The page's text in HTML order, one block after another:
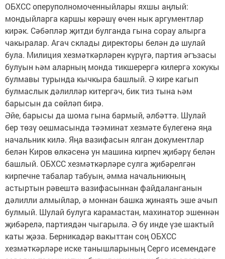
ОБХСС оперуполномоченныйлары яхшы аңлый:
мондыйларга каршы көрәшү өчен нык аргументлар
кирәк. Сәбәпләр җитди булганда гына сорау алырга
чакыралар. Агач склады директоры белән дә шулай
була. Милиция хезмәткәрләрен күрүгә, партия әгъзасы
булуын һәм аларның монда тикшерергә килергә хокукы
булмавы турында кычкыра башлый. Ә кире кагып
булмаслык дәлилләр китергәч, бик тиз тына һәм
барысын да сөйләп бирә.
Әйе, барысы да шома гына бармый, әлбәттә. Шулай
бер төзү оешмасында тәэминат хезмәте бүлегенә яңа
начальник килә. Яңа вазифасын ялган документлар
белән Киров өлкәсенә ун машина кирпеч җибәрү белән
башлый. ОБХСС хезмәткәрләре сулга җибәрелгән
кирпечне табалар табуын, әмма начальникның
астыртын рәвештә вазифасыннан файдаланганын
дәлилли алмыйлар, ә моннан башка җинаять эше ачып
булмый. Шулай булуга карамастан, махинатор эшеннән
җибәрелә, партиядән чыгарыла. Ә бу инде үзе шактый
каты җәза. Берникадәр вакыттан соң ОБХСС
хезмәткәрләре иске танышларының Серго исемендәге